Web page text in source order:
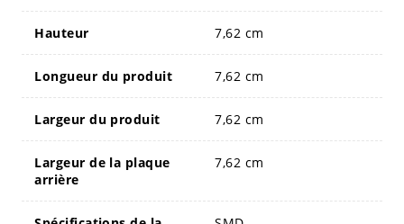
Hauteur 7,62 cm
Longueur du produit 7,62 cm
Largeur du produit 7,62 cm
Largeur de la plaque
arrière
7,62 cm